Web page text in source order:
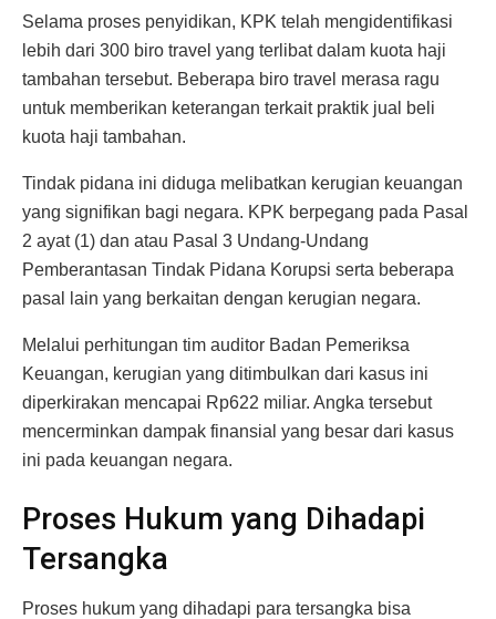
Selama proses penyidikan, KPK telah mengidentifikasi
lebih dari 300 biro travel yang terlibat dalam kuota haji
tambahan tersebut. Beberapa biro travel merasa ragu
untuk memberikan keterangan terkait praktik jual beli
kuota haji tambahan.
Tindak pidana ini diduga melibatkan kerugian keuangan
yang signifikan bagi negara. KPK berpegang pada Pasal
2 ayat (1) dan atau Pasal 3 Undang-Undang
Pemberantasan Tindak Pidana Korupsi serta beberapa
pasal lain yang berkaitan dengan kerugian negara.
Melalui perhitungan tim auditor Badan Pemeriksa
Keuangan, kerugian yang ditimbulkan dari kasus ini
diperkirakan mencapai Rp622 miliar. Angka tersebut
mencerminkan dampak finansial yang besar dari kasus
ini pada keuangan negara.
Proses Hukum yang Dihadapi
Tersangka
Proses hukum yang dihadapi para tersangka bisa